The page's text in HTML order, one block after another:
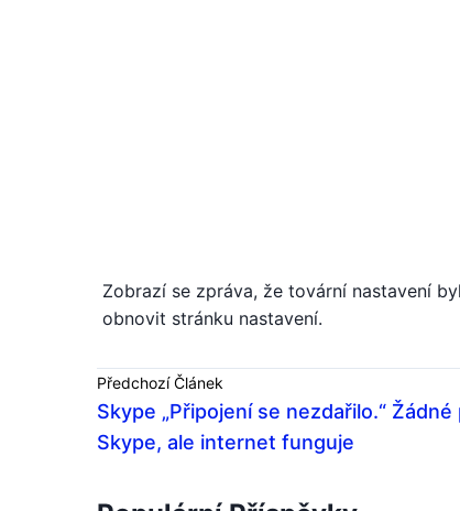
Zobrazí se zpráva, že tovární nastavení
obnovit stránku nastavení.
Předchozí Článek
Skype „Připojení se nezdařilo.“
Skype, ale internet funguje